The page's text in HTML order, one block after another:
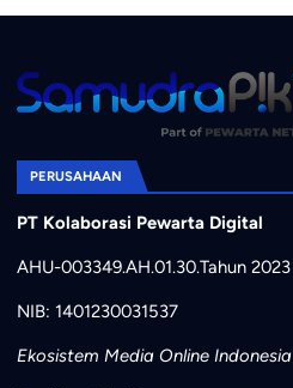
PERUSAHAAN
PT Kolaborasi Pewarta Digital
AHU-003349.AH.01.30.Tahun 2023
NIB: 1401230031537
Ekosistem Media Online Indonesia